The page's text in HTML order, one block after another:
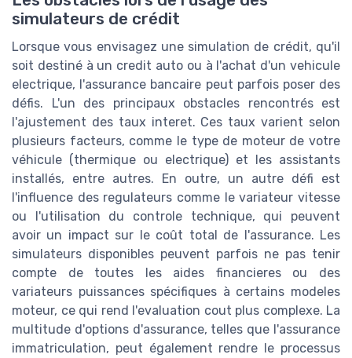
simulateurs de crédit
Lorsque vous envisagez une simulation de crédit, qu'il
soit destiné à un credit auto ou à l'achat d'un vehicule
electrique, l'assurance bancaire peut parfois poser des
défis. L'un des principaux obstacles rencontrés est
l'ajustement des taux interet. Ces taux varient selon
plusieurs facteurs, comme le type de moteur de votre
véhicule (thermique ou electrique) et les assistants
installés, entre autres. En outre, un autre défi est
l'influence des regulateurs comme le variateur vitesse
ou l'utilisation du controle technique, qui peuvent
avoir un impact sur le coût total de l'assurance. Les
simulateurs disponibles peuvent parfois ne pas tenir
compte de toutes les aides financieres ou des
variateurs puissances spécifiques à certains modeles
moteur, ce qui rend l'evaluation cout plus complexe. La
multitude d'options d'assurance, telles que l'assurance
immatriculation, peut également rendre le processus